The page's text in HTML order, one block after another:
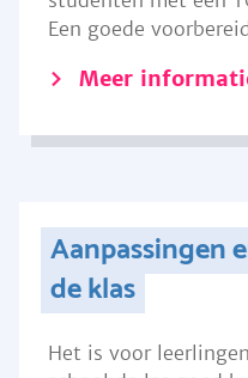
Een goede
Meer
Aanpassingen
de klas
Het is voor